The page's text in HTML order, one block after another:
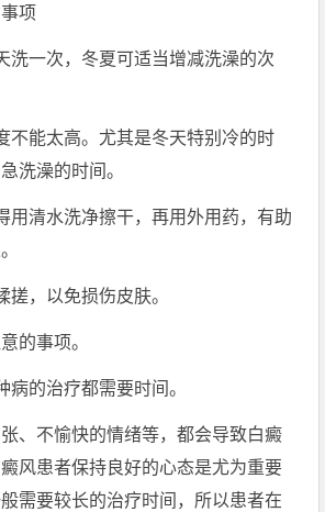
项
一次，冬夏可适当增减洗澡的次
能太高。尤其是冬天特别冷的时
洗澡的时间。
清水洗净擦干，再用外用药，有助
，以免损伤皮肤。
事项。
的治疗都需要时间。
不愉快的情绪等，都会导致白癜
风患者保持良好的心态是尤为重要
需要较长的治疗时间，所以患者在